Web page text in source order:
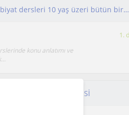
yks ve kpss öğrencileri içi türkçe edebiyat dersleri 10 yaş üzeri bütün bireyler için anlayarak hızlı okuma eğitimi verebilirim
1.
konu anlatımı ve
HIZLI OKUMA DERSİ